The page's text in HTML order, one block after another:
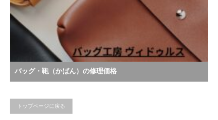
バッグ・鞄（かばん）の修理価格
トップページに戻る